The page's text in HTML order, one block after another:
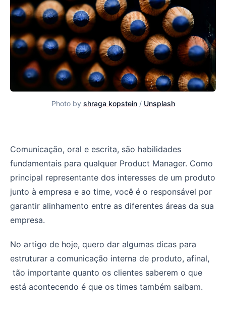
Photo by shraga kopstein/ Unsplash
Dicas de estruturas para sua comunicação interna de
Comunicação, oral e escrita, são habilidades
fundamentais para qualquer Product Manager. Como
principal representante dos interesses de um produto
junto à empresa e ao time, você é o responsável por
garantir alinhamento entre as diferentes áreas da sua
empresa.
No artigo de hoje, quero dar algumas dicas para
estruturar a comunicação interna de produto, afinal,
tão importante quanto os clientes saberem o que
está acontecendo é que os times também saibam.